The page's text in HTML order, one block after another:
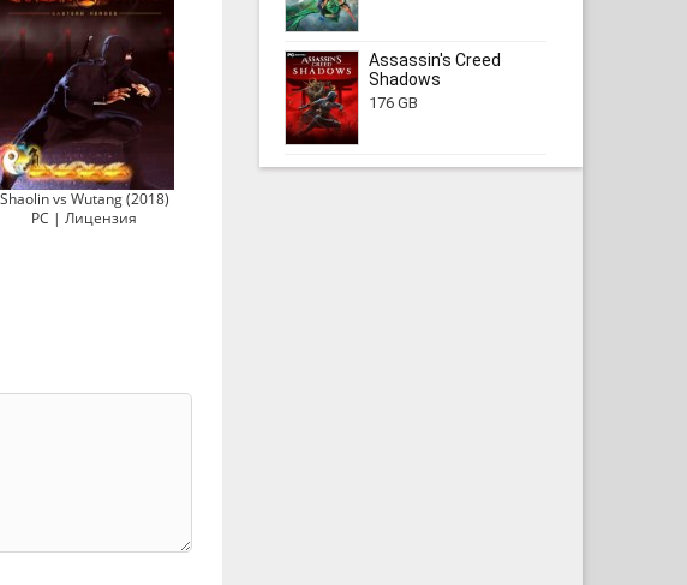
Shaolin vs Wutang (2018)
PC | Лицензия
Assassin's Creed
Shadows
176 GB